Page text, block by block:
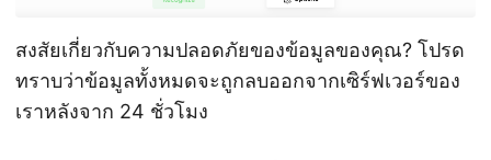
สงสัยเกี่ยวกับความปลอดภัยของข้อมูลของคุณ? โปรด
ทราบว่าข้อมูลทั้งหมดจะถูกลบออกจากเซิร์ฟเวอร์ของ
เราหลังจาก 24 ชั่วโมง